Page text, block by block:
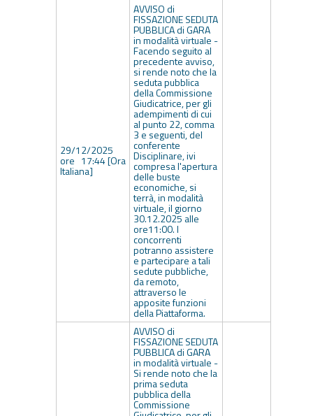
29/12/2025
ore 17:44 [Ora
Italiana]
AVVISO di
FISSAZIONE SEDUTA
PUBBLICA di GARA
in modalità virtuale -
Facendo seguito al
precedente avviso,
si rende noto che la
seduta pubblica
della Commissione
Giudicatrice, per gli
adempimenti di cui
al punto 22, comma
3 e seguenti, del
conferente
Disciplinare, ivi
compresa l'apertura
delle buste
economiche, si
terrà, in modalità
virtuale, il giorno
30.12.2025 alle
ore11:00. I
concorrenti
potranno assistere
e partecipare a tali
sedute pubbliche,
da remoto,
attraverso le
apposite funzioni
della Piattaforma.
AVVISO di
FISSAZIONE SEDUTA
PUBBLICA di GARA
in modalità virtuale -
Si rende noto che la
prima seduta
pubblica della
Commissione